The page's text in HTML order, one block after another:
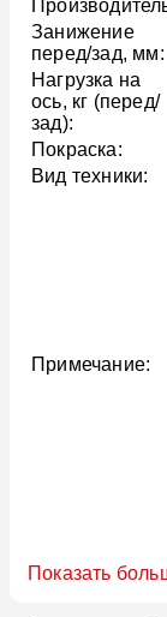
Занижение
перед/зад, мм:
Нагрузка на
ось, кг (перед/
зад):
Покраска:
Вид техники:
Примечание:
Показать